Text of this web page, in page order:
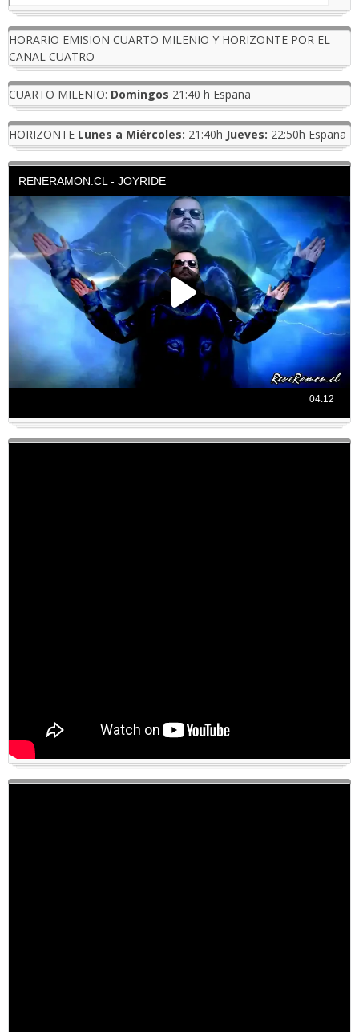
HORARIO EMISION CUARTO MILENIO Y HORIZONTE POR EL
CANAL CUATRO
CUARTO MILENIO: Domingos 21:40 h España
HORIZONTE Lunes a Miércoles: 21:40h Jueves: 22:50h España